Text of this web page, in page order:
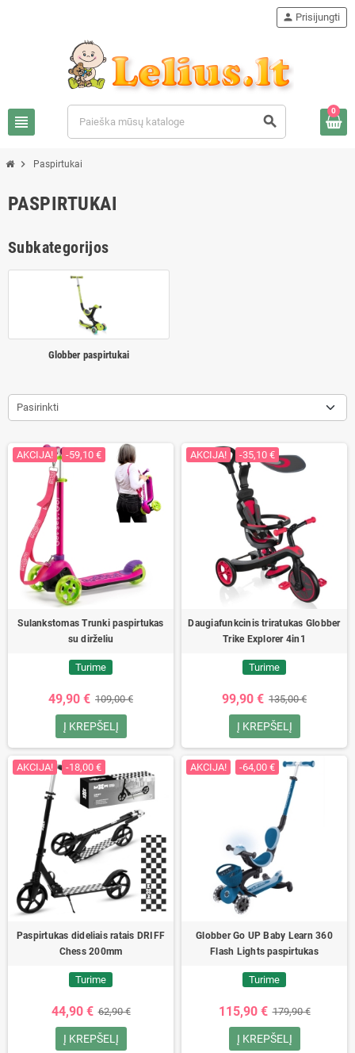
view_headline search
person Prisijungti
0
chevron_right Paspirtukai
PASPIRTUKAI
Subkategorijos
Globber paspirtukai
Pasirinkti
AKCIJA! -59,10 €
Sulankstomas Trunki paspirtukas
su dirželiu
Turime
49,90 € 109,00 €
Į KREPŠELĮ
AKCIJA! -35,10 €
Daugiafunkcinis triratukas Globber
Trike Explorer 4in1
Turime
99,90 € 135,00 €
Į KREPŠELĮ
AKCIJA! -18,00 €
Paspirtukas dideliais ratais DRIFF
Chess 200mm
Turime
44,90 € 62,90 €
Į KREPŠELĮ
AKCIJA! -64,00 €
Globber Go UP Baby Learn 360
Flash Lights paspirtukas
Turime
115,90 € 179,90 €
Į KREPŠELĮ